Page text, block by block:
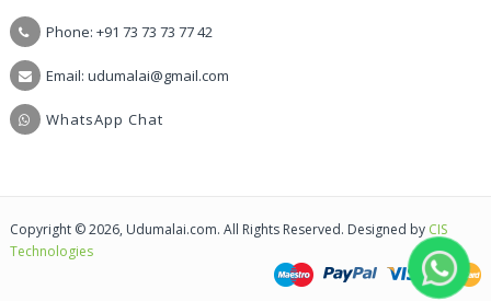
Phone: +91 73 73 73 77 42
Email: udumalai@gmail.com
WhatsApp Chat
Copyright © 2026, Udumalai.com. All Rights Reserved. Designed by CIS
Technologies